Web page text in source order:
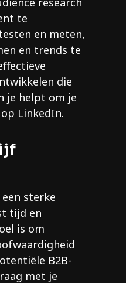
te
en meten,
en trends te
die
je helpt om je
LinkedIn.
sterke
tijd en
is om
B2B-
met je